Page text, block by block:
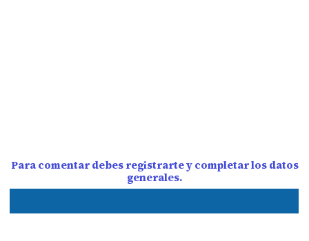
Para comentar debes registrarte y completar los datos
generales.